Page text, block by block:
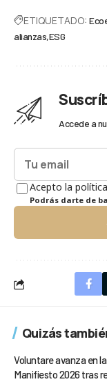
ETIQUETADO:
alianzas ESG
Accede a
Acepto la
Podrás darte de
Quizás
Voluntare avanza en
Manifiesto 2026 tras